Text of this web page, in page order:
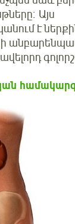
Այս
է